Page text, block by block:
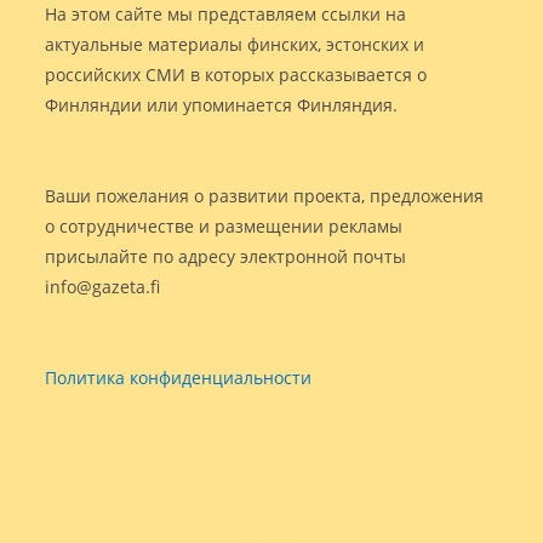
На этом сайте мы представляем ссылки на
актуальные материалы финских, эстонских и
российских СМИ в которых рассказывается о
Финляндии или упоминается Финляндия.
Ваши пожелания о развитии проекта, предложения
о сотрудничестве и размещении рекламы
присылайте по адресу электронной почты
info@gazeta.fi
Политика конфиденциальности